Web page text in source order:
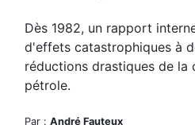
Dès 1982, un rapport
d'effets catastrophiques à
réductions drastiques de la
pétrole.
Par : André Fauteux